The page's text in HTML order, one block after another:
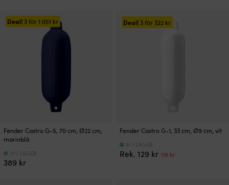
var:
399 kr.356 kr.
369 kr.
Deal!3 för1 051 kr
Fender Castro G-5, 70 cm, Ø22 cm,
marinblå
389 kr
77 I LAGER
Deal!3 för322 kr
Fender Castro G-1, 33 cm, Ø9 cm, vit
Rek.129 krDet
119 krDet
31 I LAGER